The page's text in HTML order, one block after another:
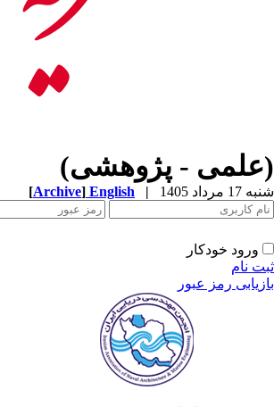
(علمی - پژوهشی)
شنبه 17 مرداد 1405 |
English
[Archive]
ورود خودکار
ثبت نام
بازیابی رمز عبور